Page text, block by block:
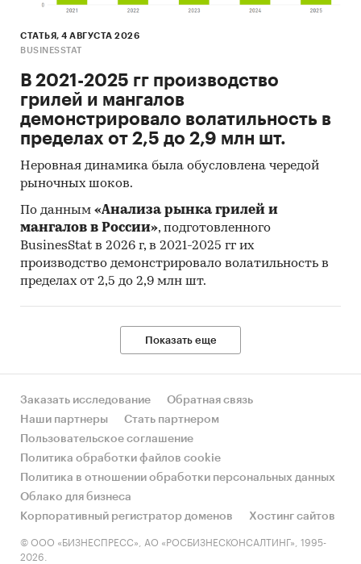
СТАТЬЯ, 4 АВГУСТА 2026
BUSINESSTAT
В 2021-2025 гг производство
грилей и мангалов
демонстрировало волатильность в
пределах от 2,5 до 2,9 млн шт.
Неровная динамика была обусловлена чередой
рыночных шоков.
По данным «Анализа рынка грилей и
мангалов в России», подготовленного
BusinesStat в 2026 г, в 2021-2025 гг их
производство демонстрировало волатильность в
пределах от 2,5 до 2,9 млн шт.
Показать еще
Заказать исследование
Обратная связь
Наши партнеры
Стать партнером
Пользовательское соглашение
Политика обработки файлов cookie
Политика в отношении обработки персональных данных
Облако для бизнеса
Корпоративный регистратор доменов
Хостинг сайтов
© ООО «БИЗНЕСПРЕСС», АО «РОСБИЗНЕСКОНСАЛТИНГ», 1995-
2026.